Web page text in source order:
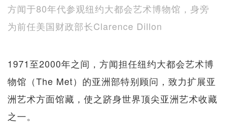
方闻于80年代参观纽约大都会艺术博物馆，身旁
为前任美国财政部长Clarence Dillon
1971至2000年之间，方闻担任纽约大都会艺术博
物馆（The Met）的亚洲部特别顾问，致力扩展亚
洲艺术方面馆藏，使之跻身世界顶尖亚洲艺术收藏
之一。